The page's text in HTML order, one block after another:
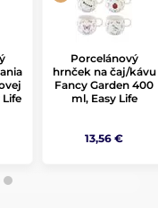
Life
Porcelánový
hrnček na čaj/kávu
Fancy Garden 400
ml, Easy Life
13,56 €